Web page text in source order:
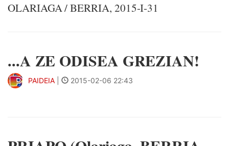
OLARIAGA / BERRIA, 2015-I-31
...A ZE ODISEA GREZIAN!
PAIDEIA 2015-02-06 22:43